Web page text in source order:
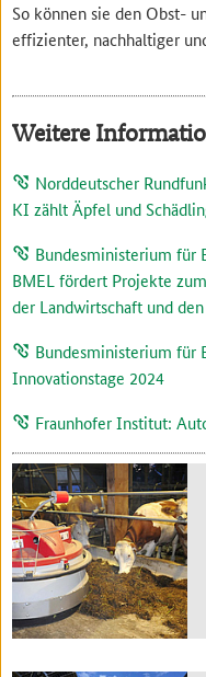
So können sie den Obst-
effizienter, nachhaltiger
Weitere
Norddeutscher
KI zählt Äpfel und
Bundesministerium für
BMEL fördert Projekte
der Landwirtschaft und
Bundesministerium für
Innovationstage 2024
Fraunhofer Institut: